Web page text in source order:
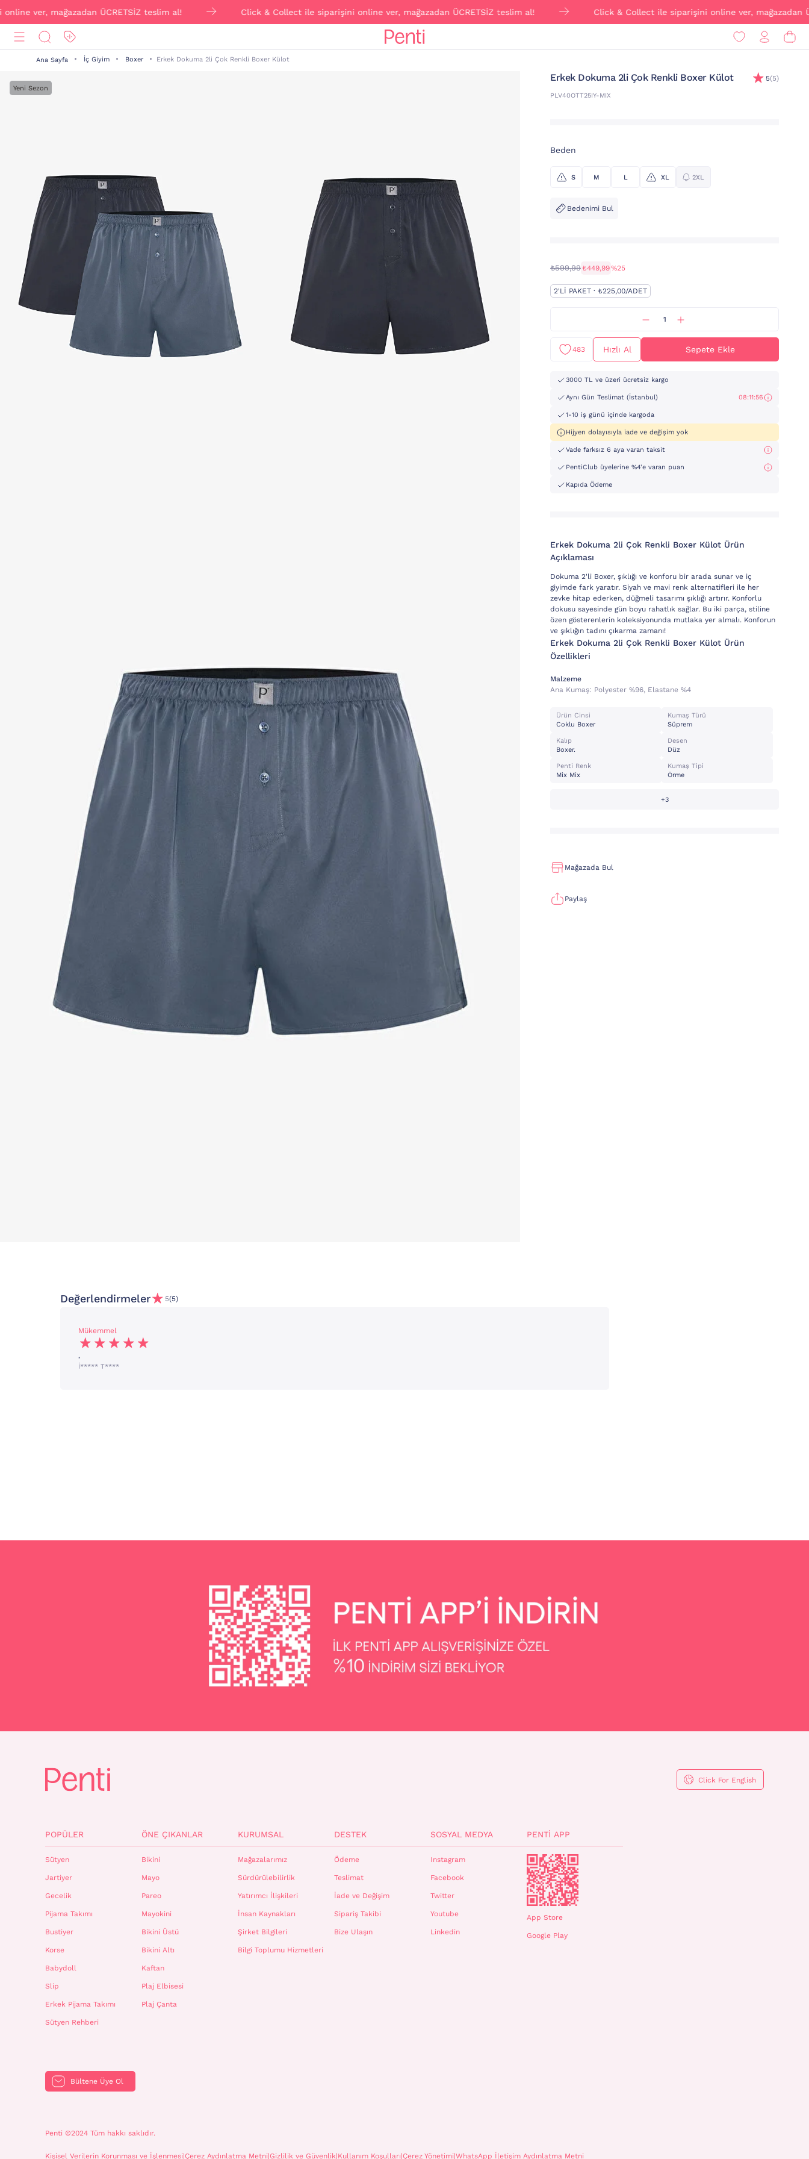
mağazadan ÜCRETSİZ teslim al! Click & Collect ile siparişini online ver, mağazadan ÜCRETSİZ teslim al! Click & Collect ile siparişini online ver, mağazadan
Ana Sayfa İç Giyim Boxer Erkek Dokuma 2li Çok Renkli Boxer Külot
Yeni Sezon
Erkek Dokuma 2li Çok Renkli Boxer Külot
PLV40OTT25IY-MIX
5(5)
Beden
S M L XL 2XL
Bedenimi Bul
₺599,99 ₺449,99%25
2'LI PAKET · ₺225,00/ADET
483 Hızlı Al Sepete Ekle
3000 TL ve üzeri ücretsiz kargo
Aynı Gün Teslimat (İstanbul) 08:11:54
1-10 iş günü içinde kargoda
Hijyen dolayısıyla iade ve değişim yok
Vade farksız 6 aya varan taksit
PentiClub üyelerine %4'e varan puan
Kapıda Ödeme
Erkek Dokuma 2li Çok Renkli Boxer Külot Ürün
Açıklaması
Dokuma 2'li Boxer, şıklığı ve konforu bir arada sunar ve iç
giyimde fark yaratır. Siyah ve mavi renk alternatifleri ile her
zevke hitap ederken, düğmeli tasarımı şıklığı artırır. Konforlu
dokusu sayesinde gün boyu rahatlık sağlar. Bu iki parça, stiline
özen gösterenlerin koleksiyonunda mutlaka yer almalı. Konforun
ve şıklığın tadını çıkarma zamanı!
Erkek Dokuma 2li Çok Renkli Boxer Külot Ürün
Özellikleri
Malzeme
Ana Kumaş: Polyester %96, Elastane %4
Ürün Cinsi
Coklu Boxer
Kumaş Türü
Süprem
Kalıp
Boxer.
Desen
Düz
Penti Renk
Mix Mix
Kumaş Tipi
Örme
+3
Mağazada Bul
Paylaş
Değerlendirmeler 5(5)
Mükemmel
,
İ***** T****
Click For English
POPÜLER
Sütyen
Jartiyer
Gecelik
Pijama Takımı
Bustiyer
Korse
Babydoll
Slip
Erkek Pijama Takımı
Sütyen Rehberi
ÖNE ÇIKANLAR
Bikini
Mayo
Pareo
Mayokini
Bikini Üstü
Bikini Altı
Kaftan
Plaj Elbisesi
Plaj Çanta
KURUMSAL
Mağazalarımız
Sürdürülebilirlik
Yatırımcı İlişkileri
İnsan Kaynakları
Şirket Bilgileri
Bilgi Toplumu Hizmetleri
DESTEK
Ödeme
Teslimat
İade ve Değişim
Sipariş Takibi
Bize Ulaşın
SOSYAL MEDYA
Instagram
Facebook
Twitter
Youtube
Linkedin
PENTI APP
App Store
Google Play
Bültene Üye Ol
Penti ©2024 Tüm hakkı saklıdır.
Kişisel Verilerin Korunması ve İşlenmesi|Çerez Aydınlatma Metni|Gizlilik ve Güvenlik|Kullanım Koşulları|Çerez Yönetimi|WhatsApp İletişim Aydınlatma Metni